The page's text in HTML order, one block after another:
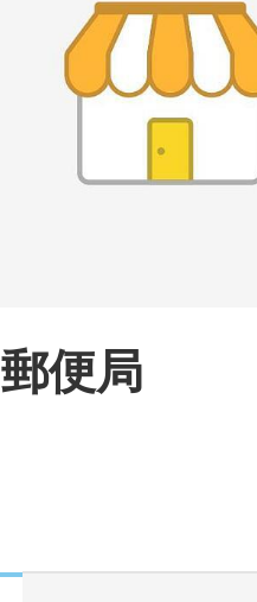
便局
ポットに